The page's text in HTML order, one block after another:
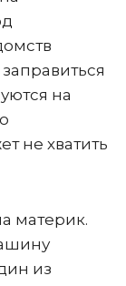
на
не хватить
материк.
из